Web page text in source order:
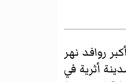
روافد نهر
أثرية في